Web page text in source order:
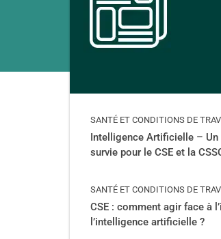
SANTÉ ET CONDITIONS DE
Intelligence Artificielle – Un
survie pour le CSE et la
SANTÉ ET CONDITIONS DE
CSE : comment agir face à
l’intelligence artificielle ?